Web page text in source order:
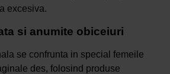
excesiva.
si anumite obiceiuri
se confrunta in special femeile
des, folosind produse